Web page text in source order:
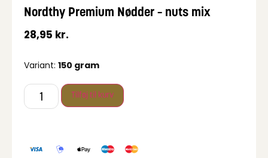
Nordthy Premium Nødder – nuts mix
28,95 kr.
Variant:150 gram
Tilføj til kurv